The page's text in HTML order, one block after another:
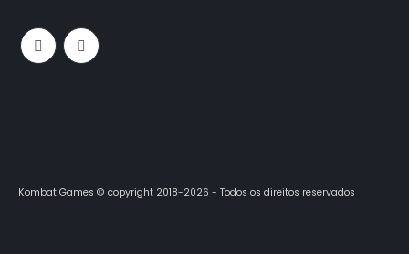
Kombat Games © copyright 2018-2026 - Todos os direitos reservados